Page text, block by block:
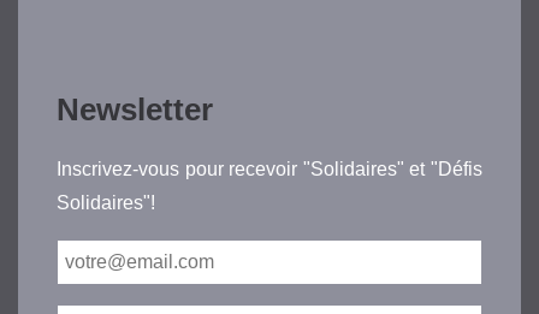
Newsletter
Inscrivez-vous pour recevoir "Solidaires" et "Défis
Solidaires"!